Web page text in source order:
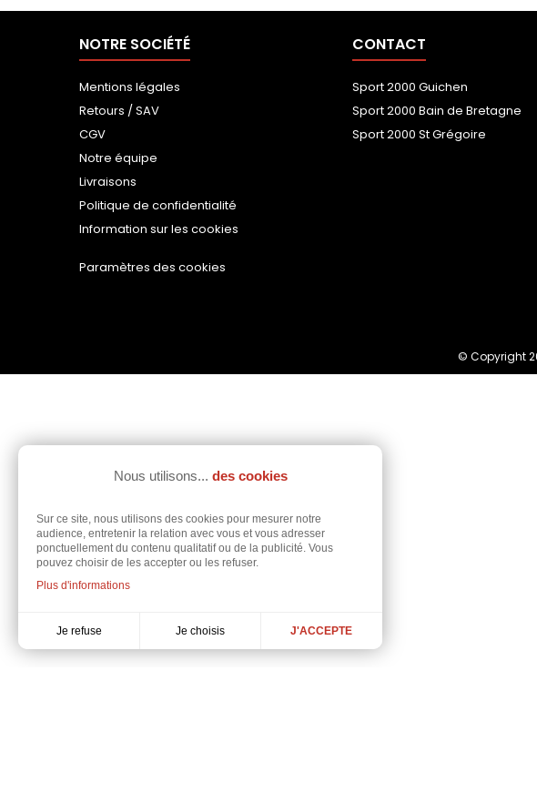
NOTRE SOCIÉTÉ
Mentions légales
Retours / SAV
CGV
Notre équipe
Livraisons
Politique de confidentialité
Information sur les cookies
CONTACT
Sport 2000 Guichen
Sport 2000 Bain de Bretagne
Sport 2000 St Grégoire
Nous utilisons... des cookies
Sur ce site, nous utilisons des cookies pour mesurer notre
audience, entretenir la relation avec vous et vous adresser
ponctuellement du contenu qualitatif ou de la publicité. Vous
pouvez choisir de les accepter ou les refuser.
Plus d'informations
Je refuse Je choisis J'ACCEPTE
Paramètres des cookies
© Copyright